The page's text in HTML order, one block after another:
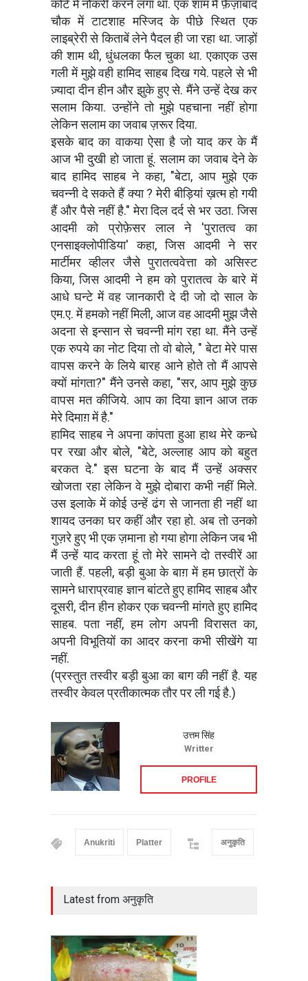
कोर्ट में नौकरी करने लगा था. एक शाम मैं फ़ैज़ाबाद
चौक में टाटशाह मस्जिद के पीछे स्थित एक
लाइब्रेरी से किताबें लेने पैदल ही जा रहा था. जाड़ों
की शाम थी, धुंधलका फैल चुका था. एकाएक उस
गली में मुझे वही हामिद साहब दिख गये. पहले से भी
ज़्यादा दीन हीन और झुके हुए से. मैंने उन्हें देख कर
सलाम किया. उन्होंने तो मुझे पहचाना नहीं होगा
लेकिन सलाम का जवाब ज़रूर दिया.
इसके बाद का वाकया ऐसा है जो याद कर के मैं
आज भी दुखी हो जाता हूं. सलाम का जवाब देने के
बाद हामिद साहब ने कहा, "बेटा, आप मुझे एक
चवन्नी दे सकते हैं क्या ? मेरी बीड़ियां ख़त्म हो गयी
हैं और पैसे नहीं है." मेरा दिल दर्द से भर उठा. जिस
आदमी को प्रोफ़ेसर लाल ने 'पुरातत्व का
एनसाइक्लोपीडिया' कहा, जिस आदमी ने सर
मार्टीमर व्हीलर जैसे पुरातत्ववेत्ता को असिस्ट
किया, जिस आदमी ने हम को पुरातत्व के बारे में
आधे घन्टे में वह जानकारी दे दी जो दो साल के
एम.ए. में हमको नहीं मिली, आज वह आदमी मुझ जैसे
अदना से इन्सान से चवन्नी मांग रहा था. मैंने उन्हें
एक रुपये का नोट दिया तो वो बोले, " बेटा मेरे पास
वापस करने के लिये बारह आने होते तो मैं आपसे
क्यों मांगता?" मैंने उनसे कहा, "सर, आप मुझे कुछ
वापस मत कीजिये. आप का दिया ज्ञान आज तक
मेरे दिमाग़ में है."
हामिद साहब ने अपना कांपता हुआ हाथ मेरे कन्धे
पर रखा और बोले, "बेटे, अल्लाह आप को बहुत
बरकत दे." इस घटना के बाद मैं उन्हें अक्सर
खोजता रहा लेकिन वे मुझे दोबारा कभी नहीं मिले.
उस इलाके में कोई उन्हें ढंग से जानता ही नहीं था
शायद उनका घर कहीं और रहा हो. अब तो उनको
गुज़रे हुए भी एक ज़माना हो गया होगा लेकिन जब भी
मैं उन्हें याद करता हूं तो मेरे सामने दो तस्वीरें आ
जाती हैं. पहली, बड़ी बुआ के बाग़ में हम छात्रों के
सामने धाराप्रवाह ज्ञान बांटते हुए हामिद साहब और
दूसरी, दीन हीन होकर एक चवन्नी मांगते हुए हामिद
साहब. पता नहीं, हम लोग अपनी विरासत का,
अपनी विभूतियों का आदर करना कभी सीखेंगे या
नहीं.
(प्रस्तुत तस्वीर बड़ी बुआ का बाग की नहीं है. यह
तस्वीर केवल प्रतीकात्मक तौर पर ली गई है.)
उत्तम सिंह
Writter
PROFILE
Anukriti Platter अनुकृति
Latest from अनुकृति